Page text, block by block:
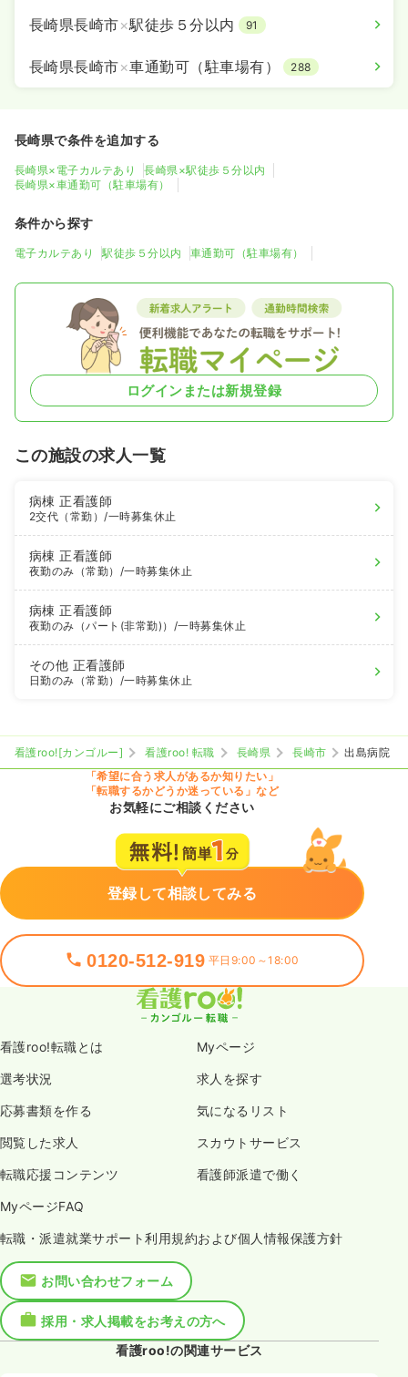
長崎県長崎市×駅徒歩５分以内 91
長崎県長崎市×車通勤可（駐車場有） 288
長崎県で条件を追加する
長崎県×電子カルテあり
長崎県×駅徒歩５分以内
長崎県×車通勤可（駐車場有）
条件から探す
電子カルテあり 駅徒歩５分以内 車通勤可（駐車場有）
ログインまたは新規登録
この施設の求人一覧
病棟正看護師
2交代（常勤） /一時募集休止
病棟正看護師
夜勤のみ（常勤） /一時募集休止
病棟正看護師
夜勤のみ（パート(非常勤)） /一時募集休止
その他 正看護師
日勤のみ（常勤） /一時募集休止
看護roo![カンゴルー] 看護roo! 転職 長崎県 長崎市
出島病院
「希望に合う求人があるか知りたい」
「転職するかどうか迷っている」など
お気軽にご相談ください
登録して相談してみる
0120-512-919 平日9:00～18:00
看護roo!転職とは Myページ
選考状況 求人を探す
応募書類を作る 気になるリスト
閲覧した求人 スカウトサービス
転職応援コンテンツ 看護師派遣で働く
MyページFAQ
転職・派遣就業サポート利用規約および個人情報保護方針
お問い合わせフォーム
採用・求人掲載をお考えの方へ
看護roo!の関連サービス